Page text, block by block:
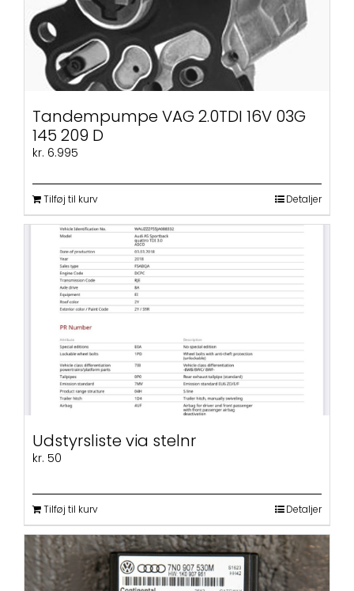
Tandempumpe VAG 2.0TDI 16V 03G
145 209 D
kr. 6.995
Tilføj til kurv Detaljer
Udstyrsliste via stelnr
kr. 50
Tilføj til kurv Detaljer